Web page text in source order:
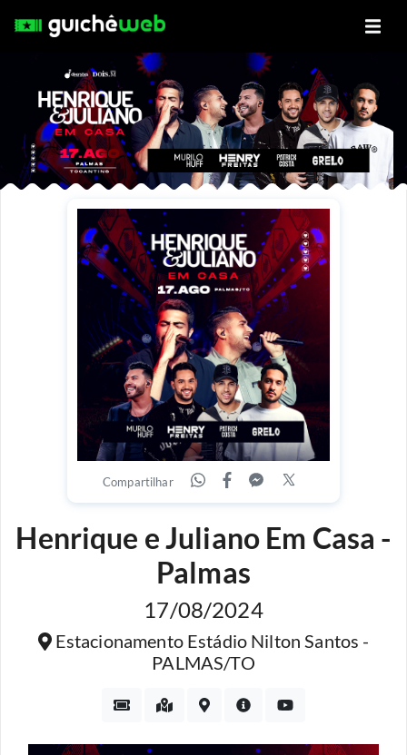
Compartilhar
Henrique e Juliano Em Casa -
Palmas
17/08/2024
Estacionamento Estádio Nilton Santos -
PALMAS/TO